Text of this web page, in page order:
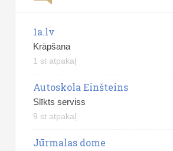
1a.lv
Krāpšana
1 st atpakaļ
Autoskola Einšteins
Slīkts serviss
9 st atpakaļ
Jūrmalas dome